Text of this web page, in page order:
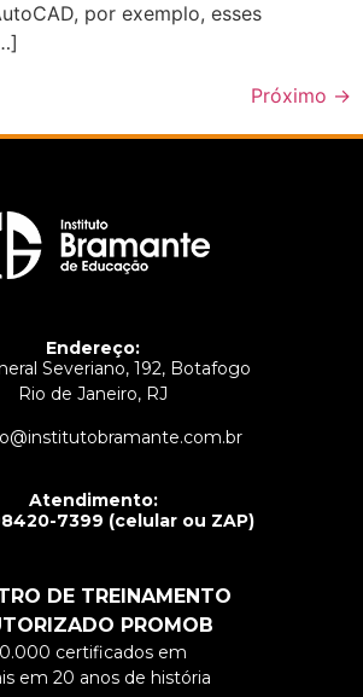
por exemplo, esses
Próximo →
Endereço:
Severiano, 192, Botafogo
Rio de Janeiro, RJ
Atendimento:
7399 (celular ou ZAP)
DE TREINAMENTO
PROMOB
certificados em
em 20 anos de história